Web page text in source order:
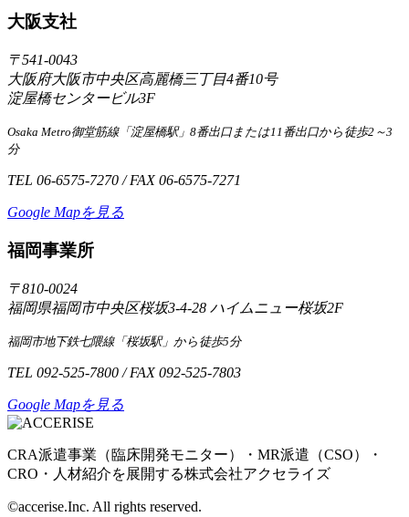
大阪支社
〒541-0043
大阪府大阪市中央区高麗橋三丁目4番10号
淀屋橋センタービル3F
Osaka Metro御堂筋線「淀屋橋駅」8番出口または11番出口から徒歩2～3
分
TEL 06-6575-7270 / FAX 06-6575-7271
Google Mapを見る
福岡事業所
〒810-0024
福岡県福岡市中央区桜坂3-4-28 ハイムニュー桜坂2F
福岡市地下鉄七隈線「桜坂駅」から徒歩5分
TEL 092-525-7800 / FAX 092-525-7803
Google Mapを見る
CRA派遣事業（臨床開発モニター）・MR派遣（CSO）・
CRO・人材紹介を展開する株式会社アクセライズ
©accerise.Inc. All rights reserved.